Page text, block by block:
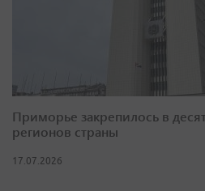
Приморье закрепилось в
регионов страны
17.07.2026